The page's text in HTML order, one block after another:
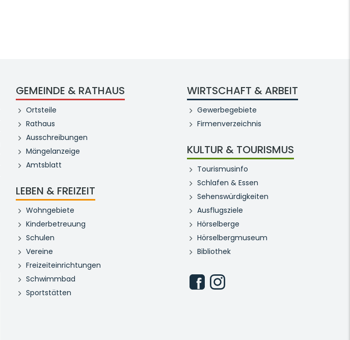
GEMEINDE & RATHAUS
Ortsteile
Rathaus
Ausschreibungen
Mängelanzeige
Amtsblatt
LEBEN & FREIZEIT
Wohngebiete
Kinderbetreuung
Schulen
Vereine
Freizeiteinrichtungen
Schwimmbad
Sportstätten
WIRTSCHAFT & ARBEIT
Gewerbegebiete
Firmenverzeichnis
KULTUR & TOURISMUS
Tourismusinfo
Schlafen & Essen
Sehenswürdigkeiten
Ausflugsziele
Hörselberge
Hörselbergmuseum
Bibliothek